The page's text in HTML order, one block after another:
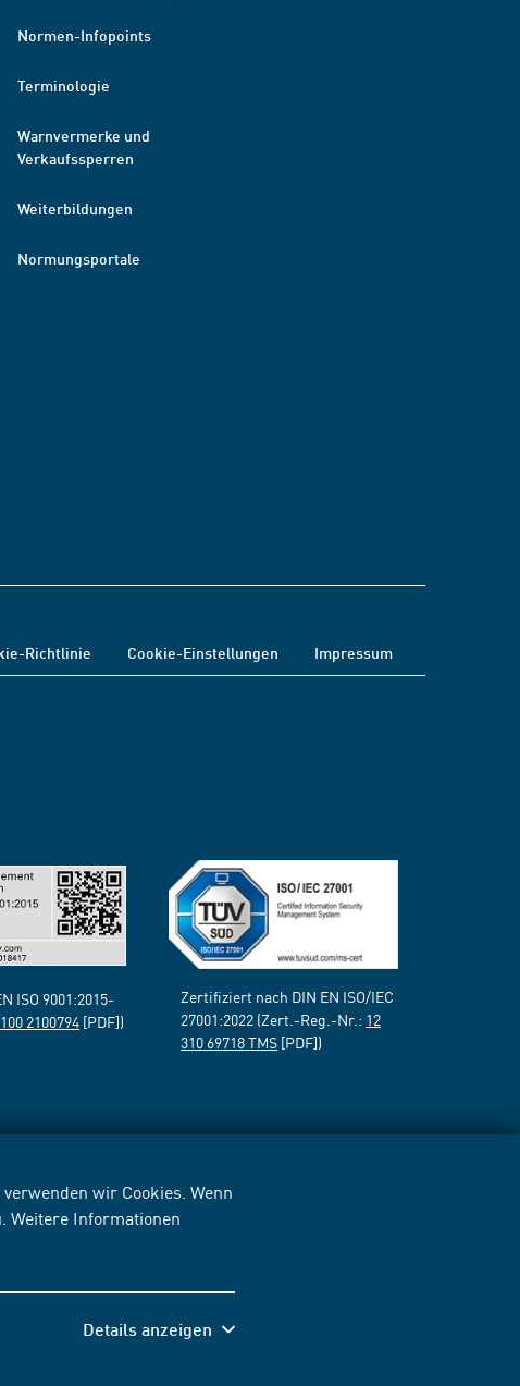
wir Cookies. Wenn
Weitere Informationen
Details anzeigen
Normen-Infopoints
Terminologie
Warnvermerke und
Verkaufssperren
Weiterbildungen
Normungsportale
Richtlinie Cookie-Einstellungen Impressum
ISO 9001:2015-
2100794[PDF])
Zertifiziert nach DIN EN ISO/IEC
27001:2022 (Zert.-Reg.-Nr.: 12
310 69718 TMS [PDF])